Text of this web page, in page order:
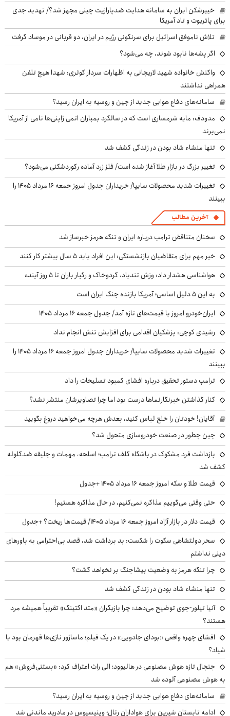
خیبرشکن ایران به سامانه هدایت ضدپارازیت چینی مجهز شد؟/ تهدید جدی
برای پاتریوت و تاد آمریکا
تلاش ناموفق اسرائیل برای سرنگونی رژیم در ایران، دو قربانی در موساد گرفت
اگر پشه‌ها نابود شوند، چه می‌شود؟
واکنش خانواده شهید لاریجانی به اظهارات سردار کوثری: شهدا هیچ تلفن
همراهی نداشتند
سامانه‌های دفاع هوایی جدید از چین و روسیه به ایران رسید؟
مدودف: مایه شرمساری است که در سالگرد بمباران اتمی ژاپنی‌ها نامی از آمریکا
نمی‌برند
تنها منشاء شاد بودن در زندگی کشف شد
تغییر بزرگ در بازار طلا آغاز شده است/ فلز زرد آماده رکوردشکنی می‌شود؟
تغییرات شدید محصولات سایپا/ خریداران جدول امروز جمعه ۱۶ مرداد ۱۴۰۵ را
ببینند
آخرین مطالب
سخنان متناقض ترامپ درباره ایران و تنگه هرمز خبرساز شد
خبر مهم برای متقاضیان بازنشستگی: این افراد باید ۵ سال بیشتر کار کنند
هواشناسی هشدار داد: وزش تندباد، گردوخاک و رگبار باران تا ۵ روز آینده
به این ۵ دلیل اساسی؛ آمریکا بازنده جنگ ایران است
ایران‌خودرو امروز با قیمت‌های تازه آمد/ جدول جمعه ۱۶ مرداد ۱۴۰۵
رشیدی کوچی: پزشکیان اقدامی برای افزایش تنش انجام نداد
تغییرات شدید محصولات سایپا/ خریداران جدول امروز جمعه ۱۶ مرداد ۱۴۰۵ را
ببینند
ترامپ دستور تحقیق درباره افشای کمبود تسلیحات را داد
کنار گذاشتن خبرنگارنماها درست بود اما چرا تصاویرشان منتشر نشد؟
آقایان! خودتان را خلع لباس کنید، بعدش هرچه می‌خواهید دروغ بگویید
چین چطور در صنعت خودروسازی متحول شد؟
بازداشت فرد مشکوک در باشگاه گلف ترامپ؛ اسلحه، مهمات و جلیقه ضدگلوله
کشف شد
قیمت طلا و سکه امروز جمعه ۱۶ مرداد ۱۴۰۵ +جدول
حتی وقتی می‌گوییم مذاکره نمی‌کنیم، در حال مذاکره هستیم!
قیمت دلار در بازار آزاد امروز جمعه ۱۶ مرداد ۱۴۰۵/ قیمت‌ها ریخت؟ +جدول
سحر دولتشاهی سکوت را شکست: بد برداشت شد، قصد بی‌احترامی به باورهای
دینی نداشتم
چرا تنگه هرمز به وضعیت پیشاجنگ بر نخواهد گشت؟
تنها منشاء شاد بودن در زندگی کشف شد
آنیا تیلور-جوی توضیح می‌دهد: چرا بازیگران «متد اکتینگ» تقریباً همیشه مرد
هستند؟
افشای چهره واقعی «بودای جادویی» در یک فیلم؛ ماساژور نازی‌ها قهرمان بود یا
شیاد؟
جنجال تازه هوش مصنوعی در هالیوود؛ الی راث اعتراف کرد: «بستنی‌فروش» هم
به هوش مصنوعی آلوده شد
سامانه‌های دفاع هوایی جدید از چین و روسیه به ایران رسید؟
ادامه تابستان شیرین برای هواداران رئال؛ وینیسیوس در مادرید ماندنی شد